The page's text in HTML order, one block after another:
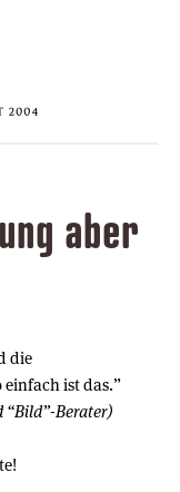
aber
die
ist das.”
“Bild”-Berater)